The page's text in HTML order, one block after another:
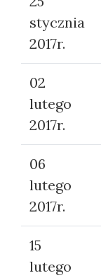
stycznia
2017r.
02
lutego
2017r.
06
lutego
2017r.
15
lutego